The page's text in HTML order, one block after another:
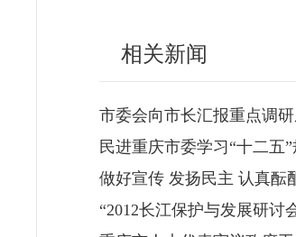
相关新闻
市委会向市长汇报重点调
民进重庆市委学习“十二五
做好宣传 发扬民主 认真酝
“2012长江保护与发展研讨